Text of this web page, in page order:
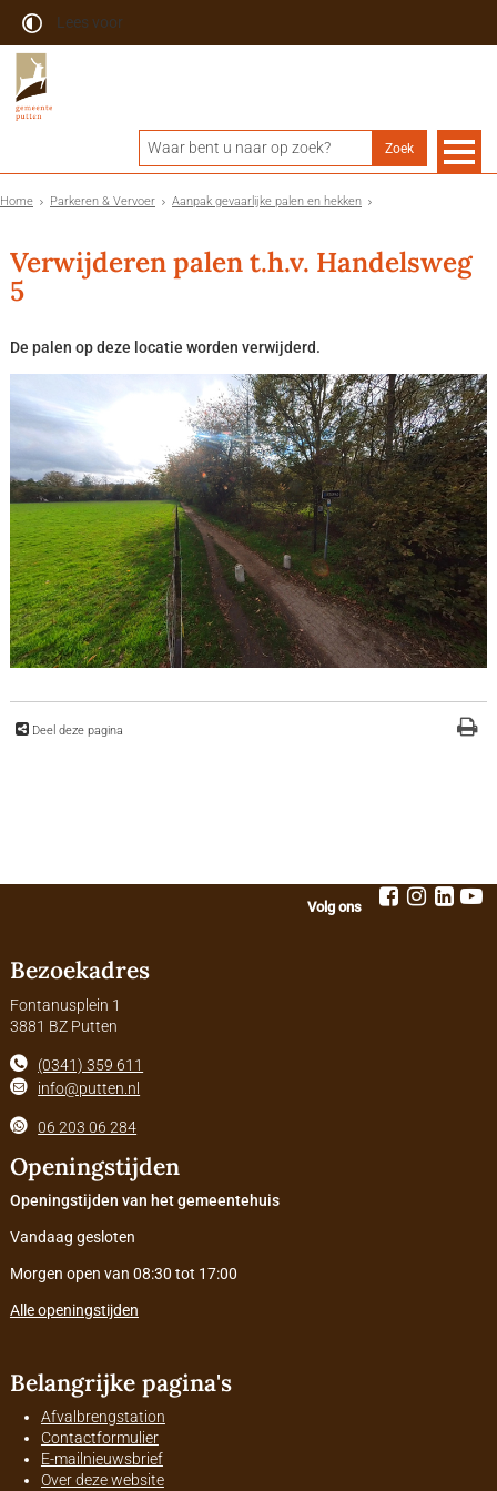
Lees voor
Home Parkeren & Vervoer Aanpak gevaarlijke palen en hekken
Verwijderen palen t.h.v. Handelsweg
5
De palen op deze locatie worden verwijderd.
Deel deze pagina
Volg ons
Bezoekadres
Fontanusplein 1
3881 BZ Putten
(0341) 359 611
info@putten.nl
06 203 06 284
Openingstijden
Openingstijden van het gemeentehuis
Vandaag gesloten
Morgen open van 08:30 tot 17:00
Alle openingstijden
Belangrijke pagina's
Afvalbrengstation
Contactformulier
E-mailnieuwsbrief
Over deze website